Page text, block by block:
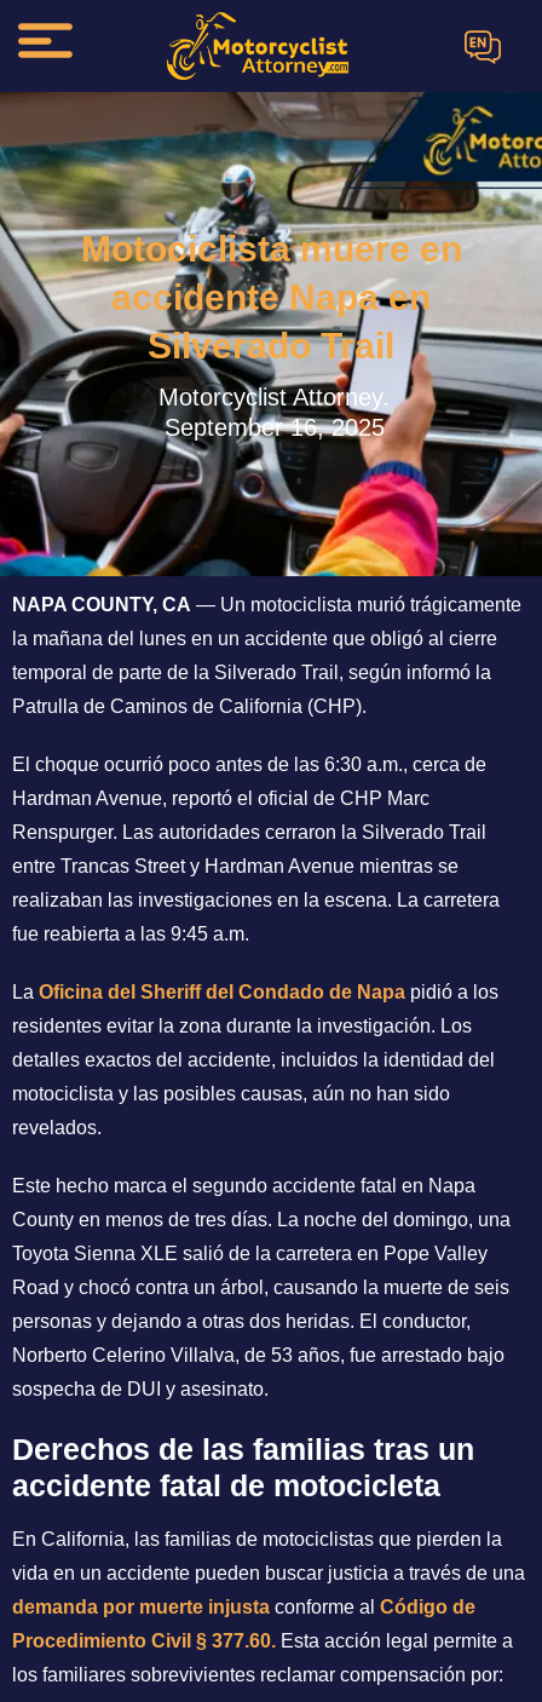
EN
Motociclista muere en
accidente Napa en
Silverado Trail
Motorcyclist Attorney.
September 16, 2025
NAPA COUNTY, CA — Un motociclista murió trágicamente
la mañana del lunes en un accidente que obligó al cierre
temporal de parte de la Silverado Trail, según informó la
Patrulla de Caminos de California (CHP).
El choque ocurrió poco antes de las 6:30 a.m., cerca de
Hardman Avenue, reportó el oficial de CHP Marc
Renspurger. Las autoridades cerraron la Silverado Trail
entre Trancas Street y Hardman Avenue mientras se
realizaban las investigaciones en la escena. La carretera
fue reabierta a las 9:45 a.m.
La Oficina del Sheriff del Condado de Napa pidió a los
residentes evitar la zona durante la investigación. Los
detalles exactos del accidente, incluidos la identidad del
motociclista y las posibles causas, aún no han sido
revelados.
Este hecho marca el segundo accidente fatal en Napa
County en menos de tres días. La noche del domingo, una
Toyota Sienna XLE salió de la carretera en Pope Valley
Road y chocó contra un árbol, causando la muerte de seis
personas y dejando a otras dos heridas. El conductor,
Norberto Celerino Villalva, de 53 años, fue arrestado bajo
sospecha de DUI y asesinato.
Derechos de las familias tras un
accidente fatal de motocicleta
En California, las familias de motociclistas que pierden la
vida en un accidente pueden buscar justicia a través de una
demanda por muerte injusta conforme al Código de
Procedimiento Civil § 377.60. Esta acción legal permite a
los familiares sobrevivientes reclamar compensación por: